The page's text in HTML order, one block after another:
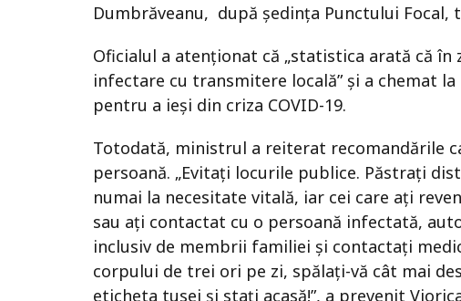
Dumbrăveanu, după şedinţa Punctului Focal,
Oficialul a atenţionat că „statistica arată că în
infectare cu transmitere locală” şi a chemat
pentru a ieşi din criza COVID-19.
Totodată, ministrul a reiterat recomandările
persoană. „Evitați locurile publice. Păstrați
numai la necesitate vitală, iar cei care aţi
sau aţi contactat cu o persoană infectată,
inclusiv de membrii familiei și contactați
corpului de trei ori pe zi, spălați-vă cât mai
eticheta tusei şi stați acasă!”, a prevenit